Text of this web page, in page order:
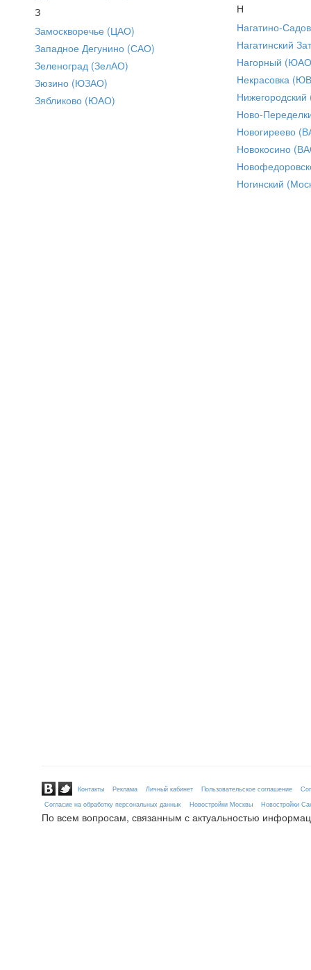
З
Замоскворечье (ЦАО)
Западное Дегунино (САО)
Зеленоград (ЗелАО)
Зюзино (ЮЗАО)
Зябликово (ЮАО)
Н
Нагатино-
Нагатинский
Нагорный
Некрасовка
Ново-
Новогиреево
Новокосино
Ногинский
Контакты Реклама Личный кабинет Пользовательское соглашение
Согласие на обработку персональных данных
Новостройки Москвы Новостройки
По всем вопросам, связанным с актуальностью